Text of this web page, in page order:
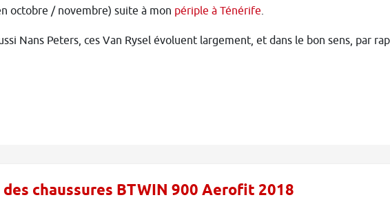
octobre / novembre) suite à mon périple à Ténérife.
Nans Peters, ces Van Rysel évoluent largement, et dans le bon sens, par
chaussures BTWIN 900 Aerofit 2018